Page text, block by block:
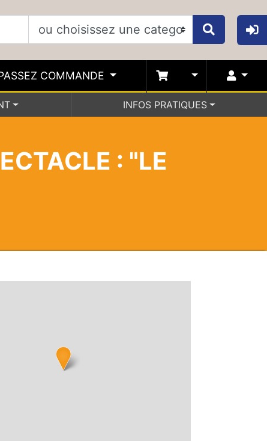
COMMANDE
INFOS PRATIQUES
: "LE